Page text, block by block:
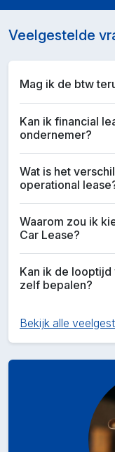
Veelgestelde
Mag ik de btw
Kan ik financial
ondernemer?
Wat is het
operational
Waarom zou ik
Car Lease?
Kan ik de
zelf bepalen?
Bekijk alle